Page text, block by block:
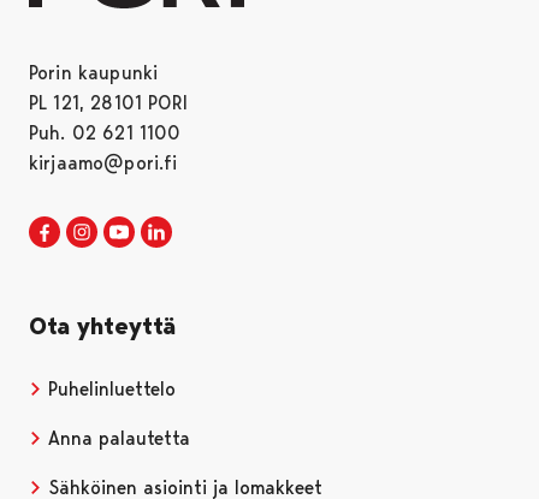
Porin kaupunki
PL 121, 28101 PORI
Puh. 02 621 1100
kirjaamo@pori.fi
Porin kaupunki Facebookissa
Avautuu uudessa välilehdessä
Porin kaupunki Instagramissa
Avautuu uudessa välilehdessä
Porin kaupunki Youtubessa
Avautuu uudessa välilehdessä
Ota yhteyttä
Puhelinluettelo
Anna palautetta
Sähköinen asiointi ja lomakkeet